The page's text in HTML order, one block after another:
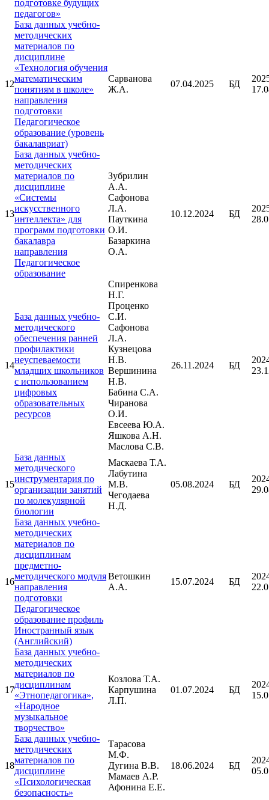
подготовке будущих
педагогов»
12
База данных учебно-
методических
материалов по
дисциплине
«Технология обучения
математическим
понятиям в школе»
направления
подготовки
Педагогическое
образование (уровень
бакалавриат)
Сарванова
Ж.А.
07.04.2025 БД
13
База данных учебно-
методических
материалов по
дисциплине
«Системы
искусственного
интеллекта» для
программ подготовки
бакалавра
направления
Педагогическое
образование
Зубрилин
А.А.
Сафонова
Л.А.
Пауткина
О.И.
Базаркина
О.А.
10.12.2024 БД
14
База данных учебно-
методического
обеспечения ранней
профилактики
неуспеваемости
младших школьников
с использованием
цифровых
образовательных
ресурсов
Спиренкова
Н.Г.
Проценко
С.И.
Сафонова
Л.А.
Кузнецова
Н.В.
Вершинина
Н.В.
Бабина С.А.
Чиранова
О.И.
Евсеева Ю.А.
Яшкова А.Н.
Маслова С.В.
26.11.2024 БД
15
База данных
методического
инструментария по
организации занятий
по молекулярной
биологии
Маскаева Т.А.
Лабутина
М.В.
Чегодаева
Н.Д.
05.08.2024 БД
16
База данных учебно-
методических
материалов по
дисциплинам
предметно-
методического модуля
направления
подготовки
Педагогическое
образование профиль
Иностранный язык
(Английский)
Ветошкин
А.А.
15.07.2024 БД
17
База данных учебно-
методических
материалов по
дисциплинам
«Этнопедагогика»,
«Народное
музыкальное
творчество»
Козлова Т.А.
Карпушина
Л.П.
01.07.2024 БД
18
База данных учебно-
методических
материалов по
дисциплине
«Психологическая
безопасность»
Тарасова
М.Ф.
Дугина В.В.
Мамаев А.Р.
Афонина Е.Е.
18.06.2024 БД